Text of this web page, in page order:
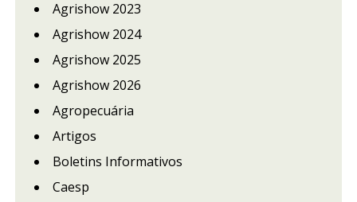
Agrishow 2023
Agrishow 2024
Agrishow 2025
Agrishow 2026
Agropecuária
Artigos
Boletins Informativos
Caesp